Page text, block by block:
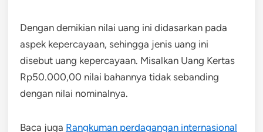
Dengan demikian nilai uang ini didasarkan pada
aspek kepercayaan, sehingga jenis uang ini
disebut uang kepercayaan. Misalkan Uang Kertas
Rp50.000,00 nilai bahannya tidak sebanding
dengan nilai nominalnya.
Baca juga Rangkuman perdagangan internasional